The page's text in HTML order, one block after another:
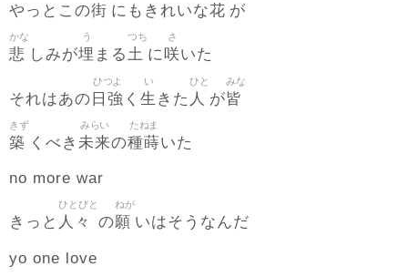
やっとこの街 にもきれいな花 が
悲
かな
しみが埋
う
まる土
つち
に咲
さ
いた
それはあの 日強
ひつよ
く 生
い
きた 人
ひと
が皆
みな
築
きず
くべき 未来
みらい
の種蒔
たねま
いた
no more war
きっと 人々
ひとびと
の願
ねが
いはそうなんだ
yo one love